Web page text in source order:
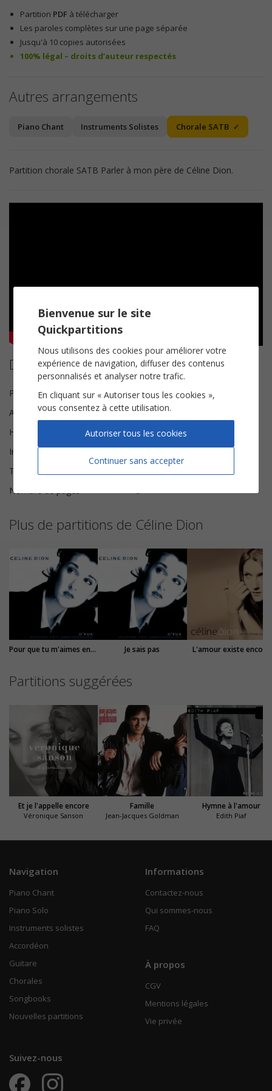
Partition PDF à télécharger
Les paroles complètes sur une page séparée
Jusqu'à 10 copies autorisées
100% légal – droits d’auteur respectés
Autres arrangements
Piano Chant Instruments Solistes Chorale SATB
Partition chorale SATB Parler à mon père de Céline Dion.
Détails de la partition
Paroles et Musique
Jacques Veneruso
Arrangeur
Patrick Hampartzoumian
Harmonisation
Brice Legée
Instrumentation
Chorale SATB
Tonalité
Nombre de pages
Plus de partitions de Céline Dion
Pour que tu m'aimes encore Je sais pas L'amour existe encore
Partitions suggérées
Et je l'appelle encore
Véronique Sanson
Famille
Jean-Jacques Goldman
Hymne à l'amour
Edith Piaf
Navigation
Piano Chant
Piano Solo
Instruments solistes
Accordéon
Guitare
Chorales
Songbooks
Nouvelles partitions
Informations
Contactez-nous
Qui sommes-nous
FAQ
À propos
CGV
Mentions légales
Vie privée
Suivez-nous
Bienvenue sur le site
Quickpartitions
Nous utilisons des cookies pour améliorer votre
expérience de navigation, diffuser des contenus
personnalisés et analyser notre trafic.
En cliquant sur « Autoriser tous les cookies »,
vous consentez à cette utilisation.
Continuer sans accepter
Autoriser tous les cookies